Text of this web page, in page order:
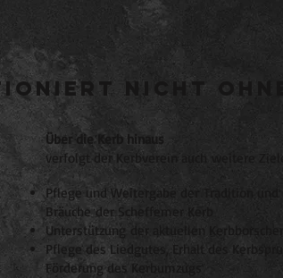
nicht
Über die Kerb hinaus
verfolgt der Kerbverein auch weitere Ziele:
Pflege und Weitergabe der Tradition und
Bräuche der Scheffemer Kerb
Unterstützung der aktuellen Kerbborschen
Pflege des Liedgutes, Erhalt des
Förderung des Kerbumzugs